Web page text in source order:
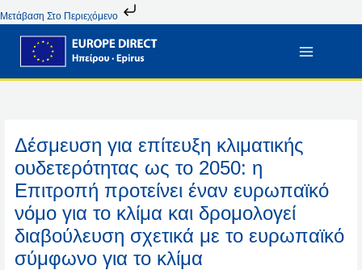
Μετάβαση Στο Περιεχόμενο
Στο
Περιεχόμενο
Δέσμευση για επίτευξη κλιματικής
ουδετερότητας ως το 2050: η
Επιτροπή προτείνει έναν ευρωπαϊκό
νόμο για το κλίμα και δρομολογεί
διαβούλευση σχετικά με το ευρωπαϊκό
σύμφωνο για το κλίμα